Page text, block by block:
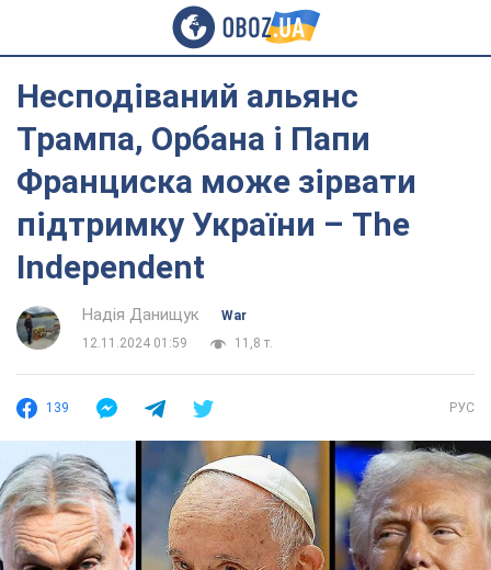
Несподіваний альянс
Трампа, Орбана і Папи
Франциска може зірвати
підтримку України – The
Independent
Надія Данищук
War
12.11.2024 01:59
11,8 т.
139 РУС